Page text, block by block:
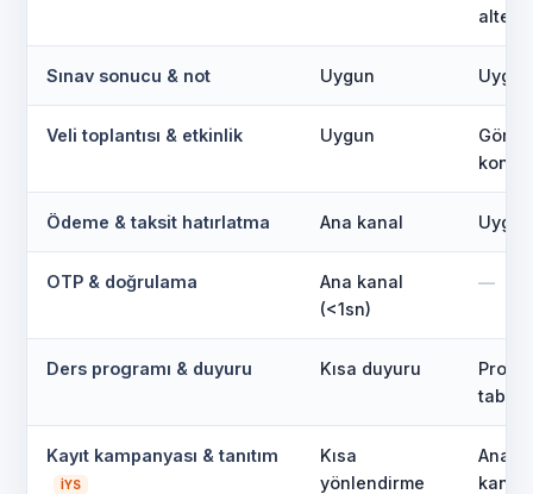
Tüm Toplu SMS Çözümleri→
OTP SMS
Tüm WhatsApp Çözümleri
WhatsApp Toplu Mesaj
Business API
Business API Kurulum
API Entegrasyonu
Tüm Fiyatlar→
WhatsApp Fiyatları
Sınav sonucu & not Uygun Uygun
Veli toplantısı & etkinlik Uygun
konum
Ödeme & taksit hatırlatma Ana kanal Uygun
OTP & doğrulama
Ana kanal
(<1sn)
—
Ders programı & duyuru Kısa duyuru
Kayıt kampanyası & tanıtım
İYS
Kısa
yönlendirme
Ana
kanalı